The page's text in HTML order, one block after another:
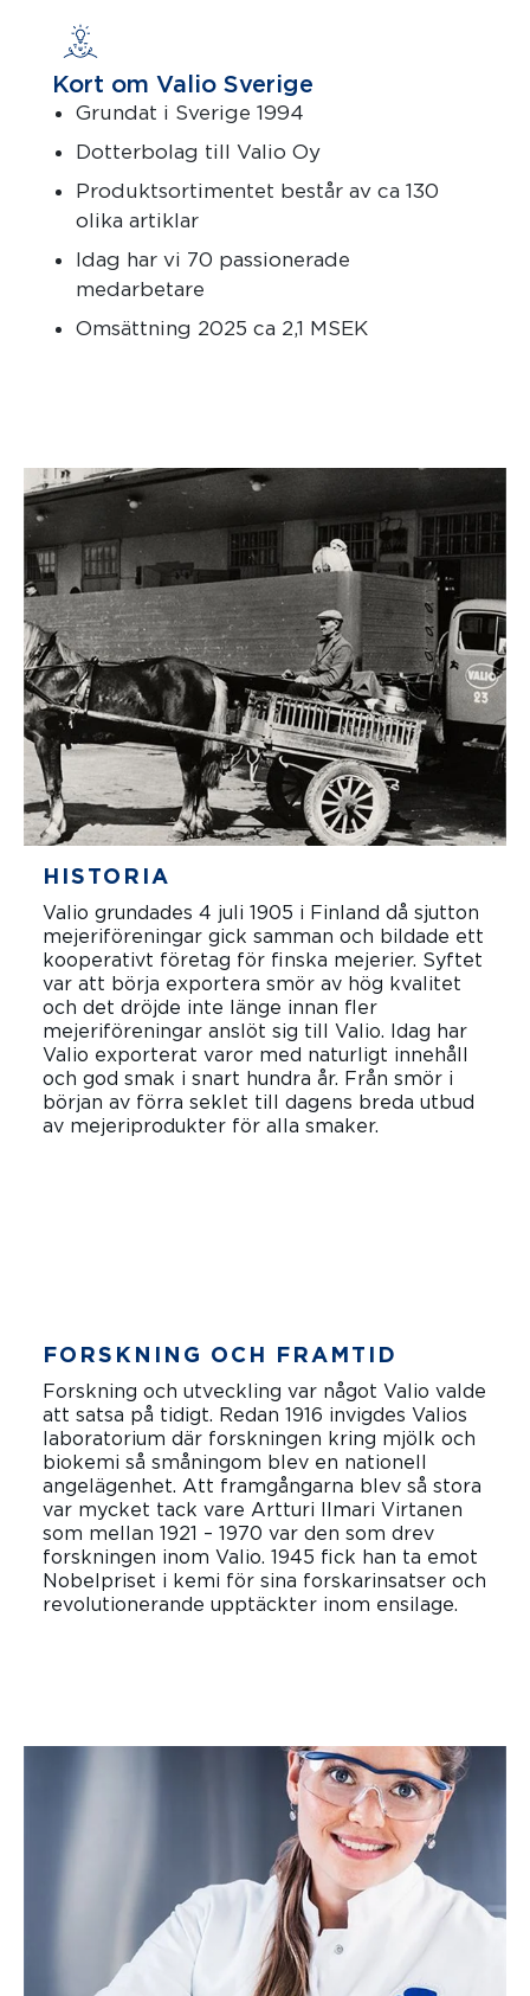
Kort om Valio Sverige
Grundat i Sverige 1994
Dotterbolag till Valio Oy
Produktsortimentet består av ca 130
olika artiklar
Idag har vi 70 passionerade
medarbetare
Omsättning 2025 ca 2,1 MSEK
HISTORIA
Valio grundades 4 juli 1905 i Finland då sjutton
mejeriföreningar gick samman och bildade ett
kooperativt företag för finska mejerier. Syftet
var att börja exportera smör av hög kvalitet
och det dröjde inte länge innan fler
mejeriföreningar anslöt sig till Valio. Idag har
Valio exporterat varor med naturligt innehåll
och god smak i snart hundra år. Från smör i
början av förra seklet till dagens breda utbud
av mejeriprodukter för alla smaker.
FORSKNING OCH FRAMTID
Forskning och utveckling var något Valio valde
att satsa på tidigt. Redan 1916 invigdes Valios
laboratorium där forskningen kring mjölk och
biokemi så småningom blev en nationell
angelägenhet. Att framgångarna blev så stora
var mycket tack vare Artturi Ilmari Virtanen
som mellan 1921 – 1970 var den som drev
forskningen inom Valio. 1945 fick han ta emot
Nobelpriset i kemi för sina forskarinsatser och
revolutionerande upptäckter inom ensilage.